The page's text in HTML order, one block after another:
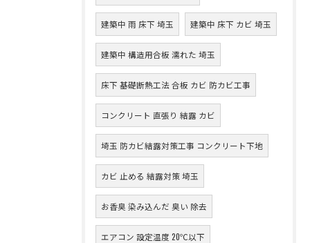
建築中 雨 床下 埼玉 建築中 床下 カビ 埼玉
建築中 構造用合板 濡れた 埼玉
床下 基礎断熱工法 合板 カビ 防カビ工事
コンクリート 直張り 結露 カビ
埼玉 防カビ結露対策工事 コンクリート下地
カビ 止める 結露対策 埼玉
お香臭 染み込んだ 臭い 除去
エアコン 設定温度 20℃以下